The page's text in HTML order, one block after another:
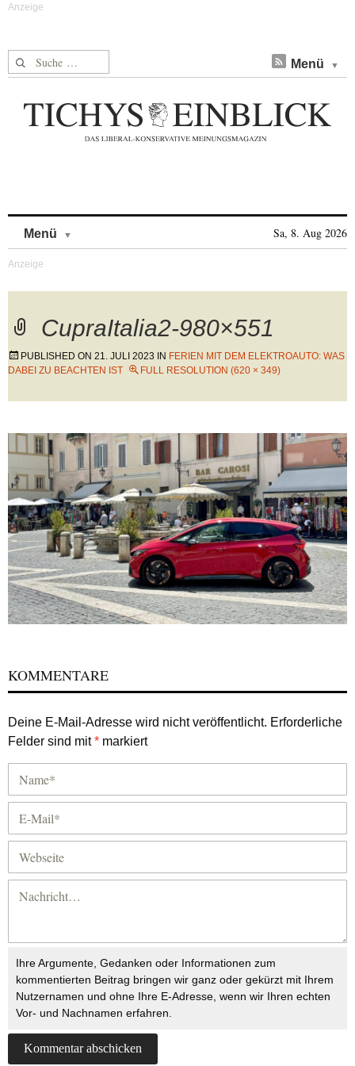
Suche nach: Menü
Menü Sa, 8. Aug 2026
CupraItalia2-980×551
PUBLISHED ON 21. JULI 2023 IN FERIEN MIT DEM ELEKTROAUTO: WAS
DABEI ZU BEACHTEN IST
FULL RESOLUTION (620 × 349)
KOMMENTARE
Deine E-Mail-Adresse wird nicht veröffentlicht. Erforderliche
Felder sind mit* markiert
Ihre Argumente, Gedanken oder Informationen zum
kommentierten Beitrag bringen wir ganz oder gekürzt mit Ihrem
Nutzernamen und ohne Ihre E-Adresse, wenn wir Ihren echten
Vor- und Nachnamen erfahren.